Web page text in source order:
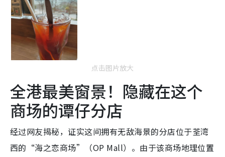
点击图片放大
全港最美窗景！隐藏在这个
商场的谭仔分店
经过网友揭秘，证实这间拥有无敌海景的分店位于荃湾
西的“海之恋商场”（OP Mall）。由于该商场地理位置